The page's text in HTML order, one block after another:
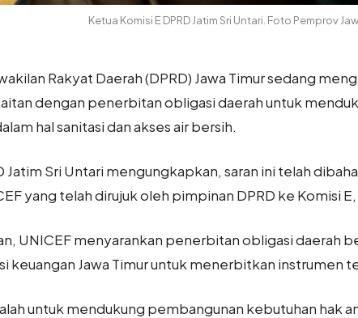
Ketua Komisi E DPRD Jatim Sri Untari. Foto Pemprov
Rakyat Daerah (DPRD) Jawa Timur sedang
dengan penerbitan obligasi daerah untuk
hal sanitasi dan akses air bersih.
Jatim Sri Untari mengungkapkan, saran ini telah
yang telah dirujuk oleh pimpinan DPRD ke Komisi E,
UNICEF menyarankan penerbitan obligasi daerah
keuangan Jawa Timur untuk menerbitkan instrumen
untuk mendukung pembangunan kebutuhan hak